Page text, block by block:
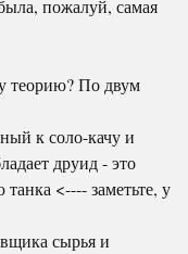
пожалуй, самая
теорию? По двум
к соло-качу и
друид - это
<---- заметьте, у
сырья и